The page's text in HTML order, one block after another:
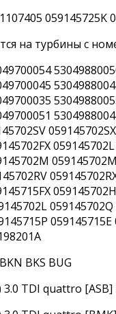
059145725K
на турбины с
BKS BUG
3.0 TDI quattro